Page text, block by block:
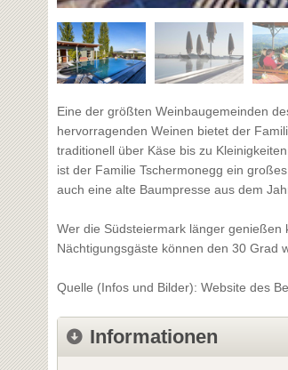
Eine der größten Weinbaugemeinden
hervorragenden Weinen bietet der
traditionell über Käse bis zu
ist der Familie Tschermonegg ein
auch eine alte Baumpresse aus dem
Wer die Südsteiermark länger genießen
Nächtigungsgäste können den 30 Grad
Quelle (Infos und Bilder): Website des
Informationen